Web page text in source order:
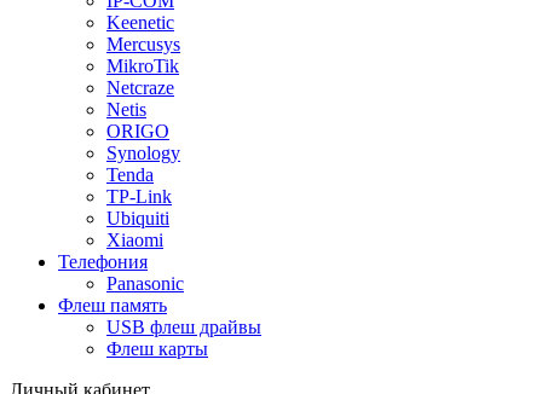
Keenetic
Mercusys
MikroTik
Netcraze
Netis
ORIGO
Synology
Tenda
TP-Link
Ubiquiti
Xiaomi
Телефония
Panasonic
Флеш память
USB флеш драйвы
Флеш карты
Личный кабинет